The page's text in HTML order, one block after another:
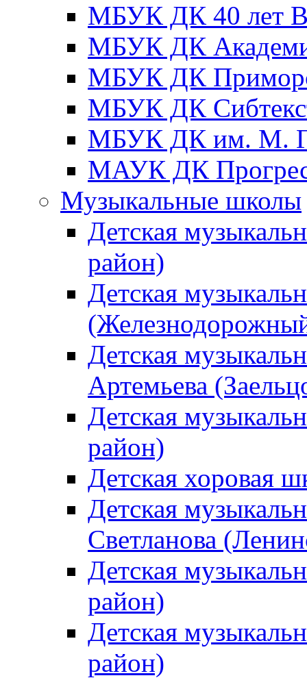
МБУК ДК 40 лет
МБУК ДК
МБУК ДК
МБУК ДК
МБУК ДК им. М.
МАУК ДК
Музыкальные школы
Детская
район)
Детская
Детская
Артемьева
Детская
район)
Детская хоровая
Детская
Светланова
Детская
район)
Детская
район)